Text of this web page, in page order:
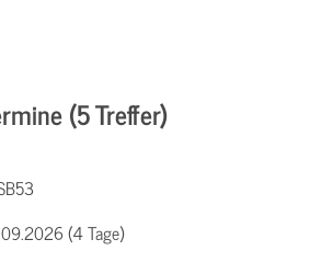
(5 Treffer)
(4 Tage)